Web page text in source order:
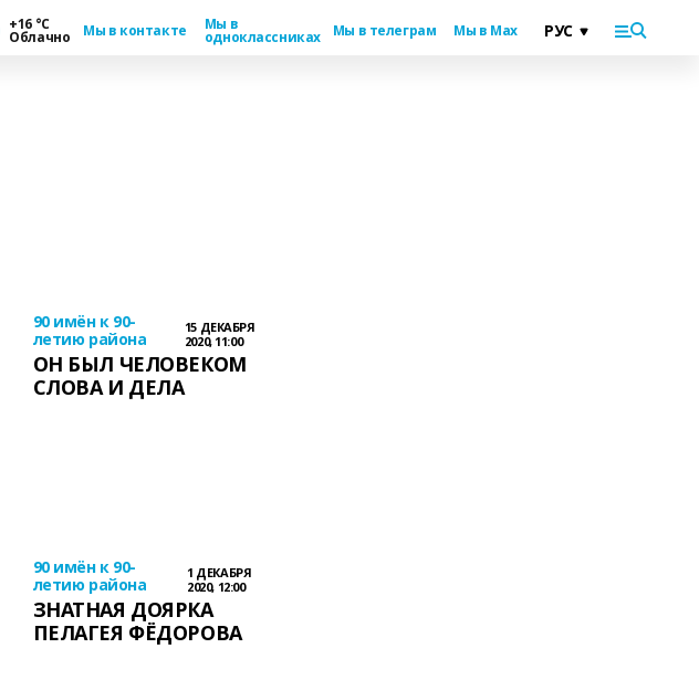
+16 °С
Облачно Мы в контакте Мы в
одноклассниках Мы в телеграм Мы в Max
90 имён к 90-
летию района
15 ДЕКАБРЯ
2020, 11:00
ОН БЫЛ ЧЕЛОВЕКОМ
СЛОВА И ДЕЛА
90 имён к 90-
летию района
1 ДЕКАБРЯ
2020, 12:00
ЗНАТНАЯ ДОЯРКА
ПЕЛАГЕЯ ФЁДОРОВА